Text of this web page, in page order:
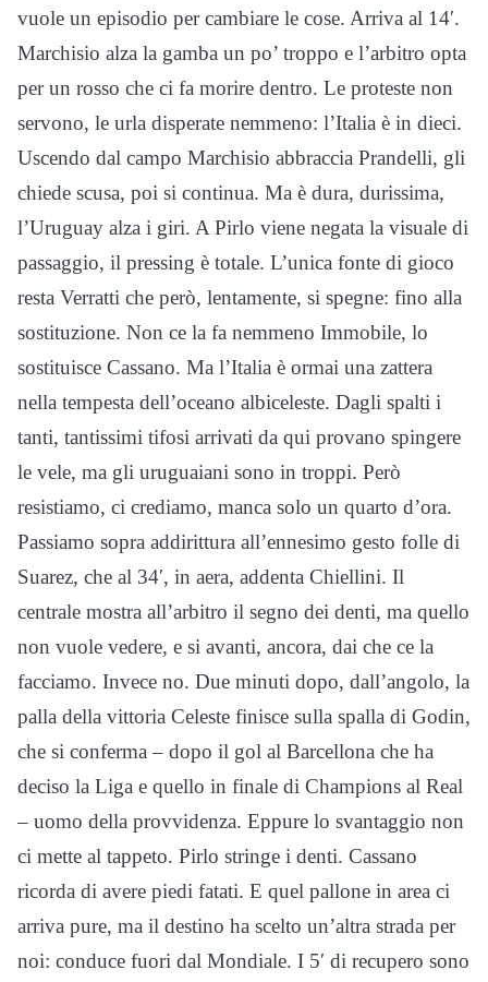
vuole un episodio per cambiare le cose. Arriva al 14′.
Marchisio alza la gamba un po’ troppo e l’arbitro opta
per un rosso che ci fa morire dentro. Le proteste non
servono, le urla disperate nemmeno: l’Italia è in dieci.
Uscendo dal campo Marchisio abbraccia Prandelli, gli
chiede scusa, poi si continua. Ma è dura, durissima,
l’Uruguay alza i giri. A Pirlo viene negata la visuale di
passaggio, il pressing è totale. L’unica fonte di gioco
resta Verratti che però, lentamente, si spegne: fino alla
sostituzione. Non ce la fa nemmeno Immobile, lo
sostituisce Cassano. Ma l’Italia è ormai una zattera
nella tempesta dell’oceano albiceleste. Dagli spalti i
tanti, tantissimi tifosi arrivati da qui provano spingere
le vele, ma gli uruguaiani sono in troppi. Però
resistiamo, ci crediamo, manca solo un quarto d’ora.
Passiamo sopra addirittura all’ennesimo gesto folle di
Suarez, che al 34′, in aera, addenta Chiellini. Il
centrale mostra all’arbitro il segno dei denti, ma quello
non vuole vedere, e si avanti, ancora, dai che ce la
facciamo. Invece no. Due minuti dopo, dall’angolo, la
palla della vittoria Celeste finisce sulla spalla di Godin,
che si conferma – dopo il gol al Barcellona che ha
deciso la Liga e quello in finale di Champions al Real
– uomo della provvidenza. Eppure lo svantaggio non
ci mette al tappeto. Pirlo stringe i denti. Cassano
ricorda di avere piedi fatati. E quel pallone in area ci
arriva pure, ma il destino ha scelto un’altra strada per
noi: conduce fuori dal Mondiale. I 5′ di recupero sono